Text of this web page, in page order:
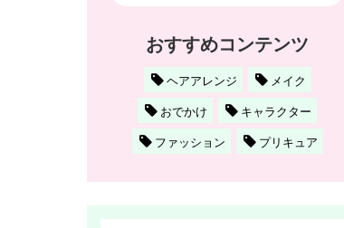
おすすめコンテンツ
ヘアアレンジ
メイク
おでかけ
キャラクター
ファッション
プリキュア